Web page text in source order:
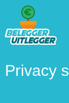
Privacy